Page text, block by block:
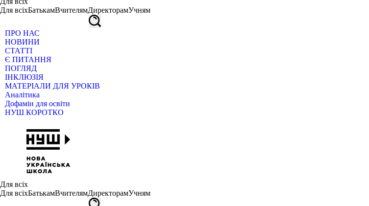
Для всіхБатькамВчителямДиректорамУчням
ПРО НАС
НОВИНИ
СТАТТІ
Є ПИТАННЯ
ПОГЛЯД
ІНКЛЮЗІЯ
МАТЕРІАЛИ ДЛЯ УРОКІВ
Аналітика
Дофамін для освіти
НУШ КОРОТКО
Для всіх
Для всіхБатькамВчителямДиректорамУчням